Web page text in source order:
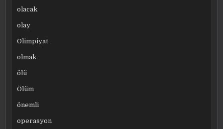
olacak
olay
Olimpiyat
olmak
ölü
Ölüm
önemli
operasyon